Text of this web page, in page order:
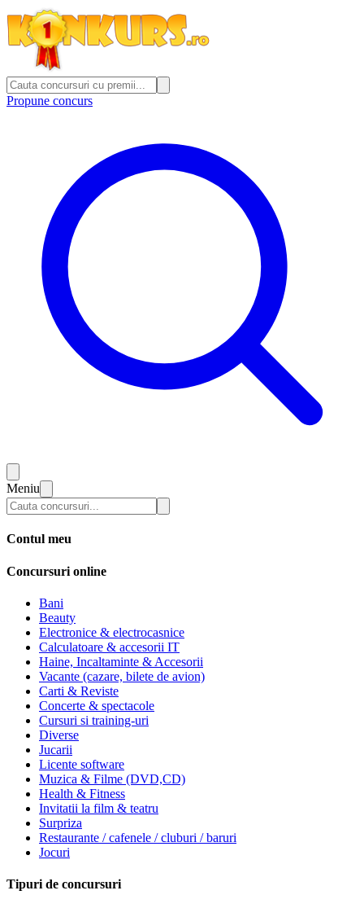
Propune concurs
Meniu
Contul meu
Concursuri online
Bani
Beauty
Electronice & electrocasnice
Calculatoare & accesorii IT
Haine, Incaltaminte & Accesorii
Vacante (cazare, bilete de avion)
Carti & Reviste
Concerte & spectacole
Cursuri si training-uri
Diverse
Jucarii
Licente software
Muzica & Filme (DVD,CD)
Health & Fitness
Invitatii la film & teatru
Surpriza
Restaurante / cafenele / cluburi / baruri
Jocuri
Tipuri de concursuri